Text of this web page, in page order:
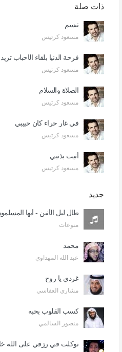
ذات صلة
تبسم
مسعود كرتيس
فرحة الدنيا بلقاء الأحباب تزيد
مسعود كرتيس
الصلاة والسلام
مسعود كرتيس
في غار حراء كان حبيبي
مسعود كرتيس
أتيت بذنبي
مسعود كرتيس
جديد
طال ليل الأنين - أيها
منوعات
محمد
عبد الله المهداوي
غردي يا روح
مشاري العفاسي
كسب القلوب بحبه
منصور السالمي